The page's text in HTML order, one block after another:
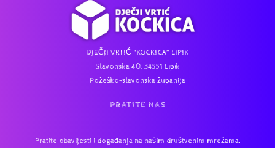
DJEČJI VRTIĆ “KOCKICA” LIPIK
Slavonska 40, 34551 Lipik
Požeško-slavonska županija
PRATITE NAS
Pratite obavijesti i događanja na našim društvenim mrežama.